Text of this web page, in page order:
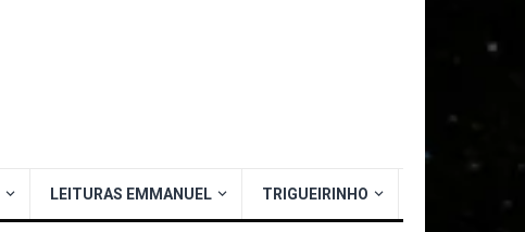
LEITURAS EMMANUEL TRIGUEIRINHO